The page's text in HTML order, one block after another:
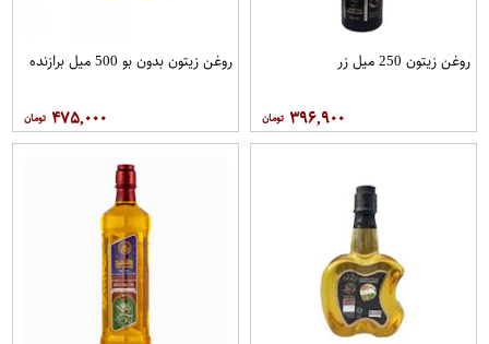
روغن زیتون 250 میل زر
۳۹۶,۹۰۰
روغن زیتون بدون بو 500 میل برازنده
۴۷۵,۰۰۰